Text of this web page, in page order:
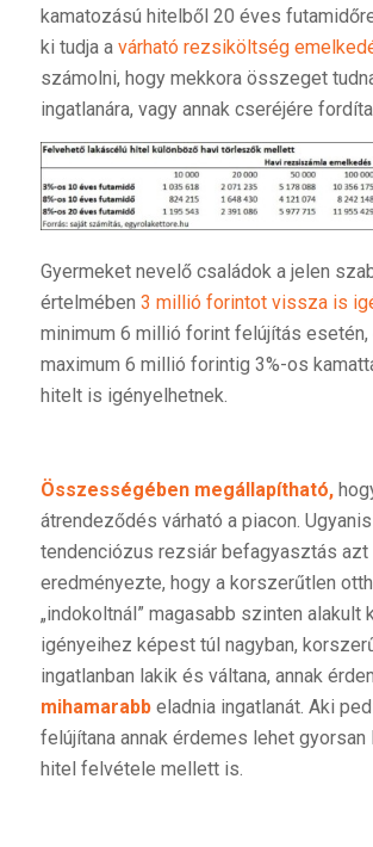
kamatozású hitelből 20 éves
ki tudja a várható rezsiköltség
számolni, hogy mekkora összeget
ingatlanára, vagy annak cseréjére
Gyermeket nevelő családok a jelen
értelmében 3 millió forintot vissza is
minimum 6 millió forint felújítás esetén,
maximum 6 millió forintig 3%-os
hitelt is igényelhetnek.
Összességében megállapítható,
átrendeződés várható a piacon.
tendenciózus rezsiár befagyasztás azt
eredményezte, hogy a korszerűtlen
„indokoltnál” magasabb szinten alakult
igényeihez képest túl nagyban,
ingatlanban lakik és váltana, annak
mihamarabbeladnia ingatlanát. Aki
felújítana annak érdemes lehet gyorsan
hitel felvétele mellett is.